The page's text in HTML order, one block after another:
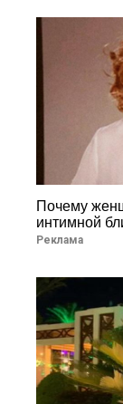
Почему
интимной
Реклама